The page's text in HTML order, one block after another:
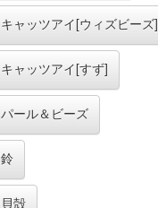
キャッツアイ[ウィズビーズ]
キャッツアイ[すず]
パール＆ビーズ
鈴
貝殻